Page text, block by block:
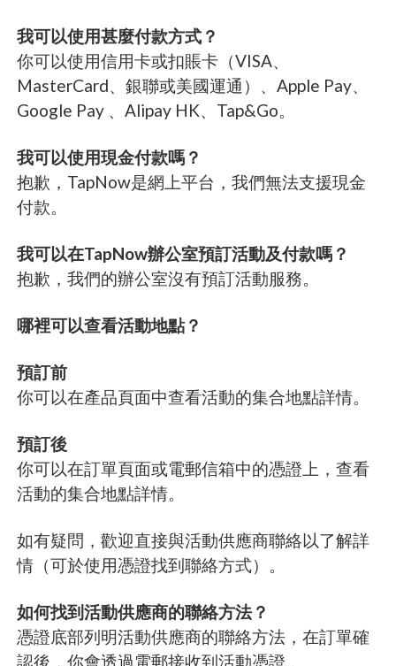
我可以使用甚麼付款方式？
你可以使用信用卡或扣賬卡（VISA、
MasterCard、銀聯或美國運通）、Apple Pay、
Google Pay 、Alipay HK、Tap&Go。
我可以使用現金付款嗎？
抱歉，TapNow是網上平台，我們無法支援現金
付款。
我可以在TapNow辦公室預訂活動及付款嗎？
抱歉，我們的辦公室沒有預訂活動服務。
哪裡可以查看活動地點？
預訂前
你可以在產品頁面中查看活動的集合地點詳情。
預訂後
你可以在訂單頁面或電郵信箱中的憑證上，查看
活動的集合地點詳情。
如有疑問，歡迎直接與活動供應商聯絡以了解詳
情（可於使用憑證找到聯絡方式）。
如何找到活動供應商的聯絡方法？
憑證底部列明活動供應商的聯絡方法，在訂單確
認後，你會透過電郵接收到活動憑證。